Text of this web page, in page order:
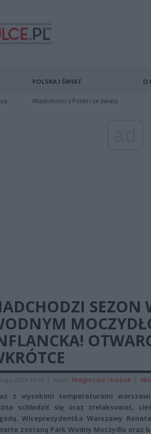
POLSKA I ŚWIAT
Wiadomości z Polski i ze świata
O
SEZON
2024 16:29 | Autor: Małgorzata Skarbek |
z wysokimi temperaturami
schłodzić się oraz zrelaksować,
Wiceprezydentka Warszawy
zostaną Park Wodny Moczydło oraz